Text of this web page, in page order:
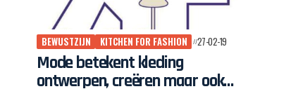
BEWUSTZIJN KITCHEN FOR FASHION 27-02-19
Mode betekent kleding
ontwerpen, creëren maar ook